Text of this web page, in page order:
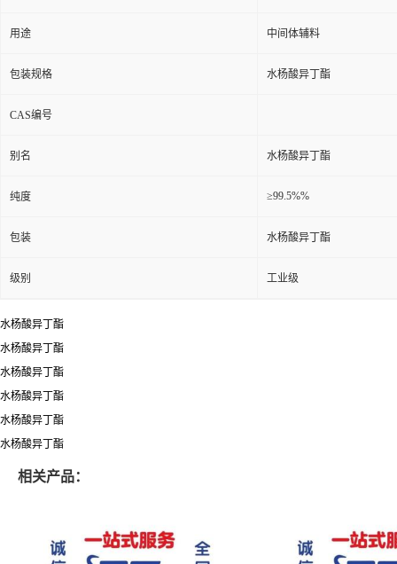
用途 中间体辅料
包装规格 水杨酸异丁酯
CAS编号
别名 水杨酸异丁酯
纯度 ≥99.5%%
包装 水杨酸异丁酯
级别 工业级
水杨酸异丁酯
水杨酸异丁酯
水杨酸异丁酯
水杨酸异丁酯
水杨酸异丁酯
水杨酸异丁酯
相关产品：